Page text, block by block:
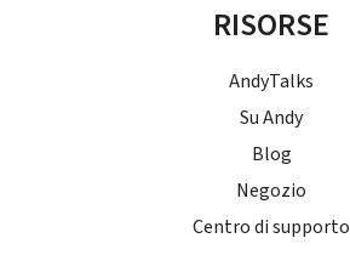
RISORSE
AndyTalks
Su Andy
Blog
Negozio
Centro di supporto